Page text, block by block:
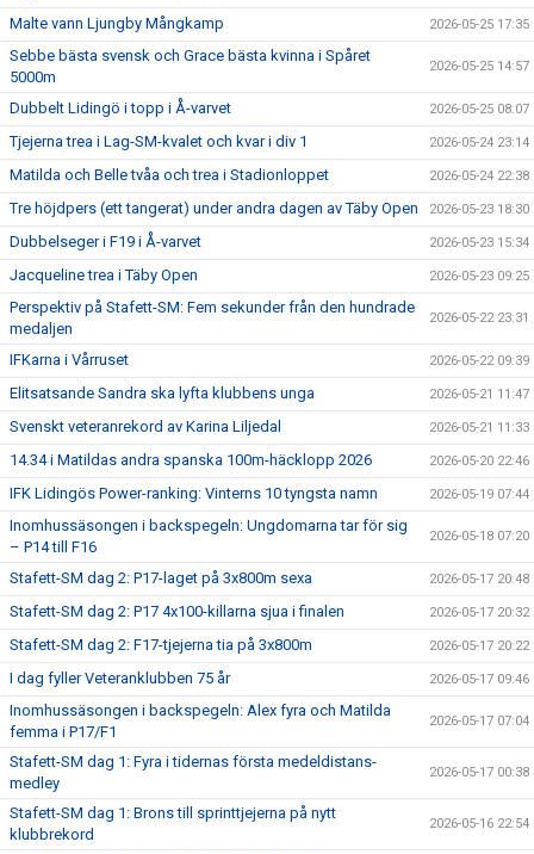
Malte vann Ljungby Mångkamp 2026-05-25 17:35
Sebbe bästa svensk och Grace bästa kvinna i Spåret
5000m
2026-05-25 14:57
Dubbelt Lidingö i topp i Å-varvet 2026-05-25 08:07
Tjejerna trea i Lag-SM-kvalet och kvar i div 1 2026-05-24 23:14
Matilda och Belle tvåa och trea i Stadionloppet 2026-05-24 22:38
Tre höjdpers (ett tangerat) under andra dagen av Täby Open 2026-05-23 18:30
Dubbelseger i F19 i Å-varvet 2026-05-23 15:34
Jacqueline trea i Täby Open 2026-05-23 09:25
Perspektiv på Stafett-SM: Fem sekunder från den hundrade
medaljen
2026-05-22 23:31
IFKarna i Vårruset 2026-05-22 09:39
Elitsatsande Sandra ska lyfta klubbens unga 2026-05-21 11:47
Svenskt veteranrekord av Karina Liljedal 2026-05-21 11:33
14.34 i Matildas andra spanska 100m-häcklopp 2026 2026-05-20 22:46
IFK Lidingös Power-ranking: Vinterns 10 tyngsta namn 2026-05-19 07:44
Inomhussäsongen i backspegeln: Ungdomarna tar för sig
– P14 till F16
2026-05-18 07:20
Stafett-SM dag 2: P17-laget på 3x800m sexa 2026-05-17 20:48
Stafett-SM dag 2: P17 4x100-killarna sjua i finalen 2026-05-17 20:32
Stafett-SM dag 2: F17-tjejerna tia på 3x800m 2026-05-17 20:22
I dag fyller Veteranklubben 75 år 2026-05-17 09:46
Inomhussäsongen i backspegeln: Alex fyra och Matilda
femma i P17/F1
2026-05-17 07:04
Stafett-SM dag 1: Fyra i tidernas första medeldistans-
medley
2026-05-17 00:38
Stafett-SM dag 1: Brons till sprinttjejerna på nytt
klubbrekord
2026-05-16 22:54